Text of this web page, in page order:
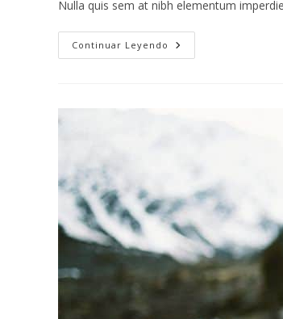
Nulla quis sem at nibh elementum
Continuar Leyendo